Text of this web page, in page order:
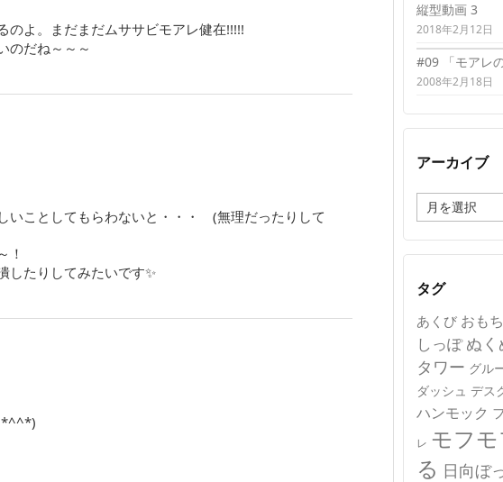
のよ。まだまだムササビモアレ健在!!!!!
のだね～～～
いことしてもらわないと・・・ (無理だったりして
！
したりしてみたいです✨
縦型動画 3
2018年2月12日
#09 「モアレ
2008年2月18日
アーカイブ
ー
カ
イ
タグ
あくび おも
しっぽ ぬく
タワー グル
ダッシュ デス
ハンモック
レ モフモ
る 日向ぼ